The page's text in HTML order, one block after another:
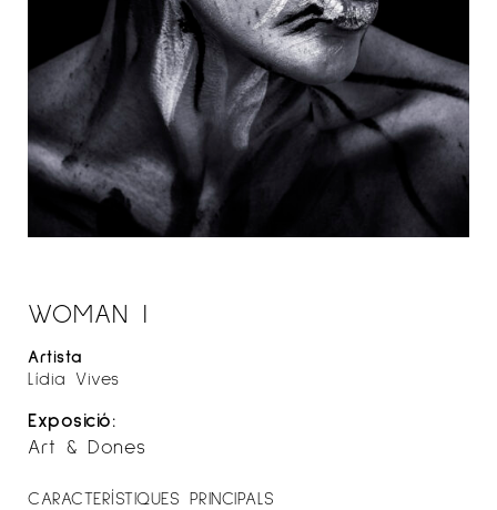
WOMAN I
Artista
Lídia Vives
Exposició:
Art & Dones
CARACTERÍSTIQUES PRINCIPALS